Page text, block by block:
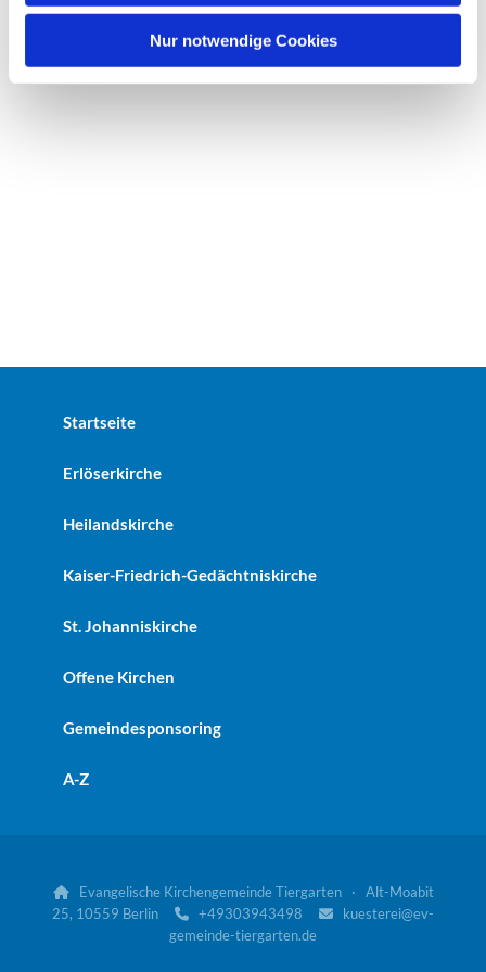
Nur notwendige Cookies
Startseite
Erlöserkirche
Heilandskirche
Kaiser-Friedrich-Gedächtniskirche
St. Johanniskirche
Offene Kirchen
Gemeindesponsoring
A-Z
Evangelische Kirchengemeinde Tiergarten · Alt-Moabit
25, 10559 Berlin
 +49303943498 
kuesterei@ev-
gemeinde-tiergarten.de